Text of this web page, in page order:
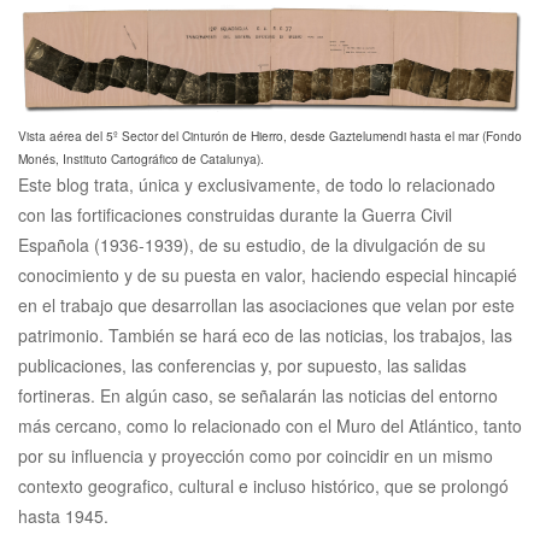
Vista aérea del 5º Sector del Cinturón de Hierro, desde Gaztelumendi hasta el mar (Fondo
Monés, Instituto Cartográfico de Catalunya).
Este blog trata, única y exclusivamente, de todo lo relacionado
con las fortificaciones construidas durante la Guerra Civil
Española (1936-1939), de su estudio, de la divulgación de su
conocimiento y de su puesta en valor, haciendo especial hincapié
en el trabajo que desarrollan las asociaciones que velan por este
patrimonio. También se hará eco de las noticias, los trabajos, las
publicaciones, las conferencias y, por supuesto, las salidas
fortineras. En algún caso, se señalarán las noticias del entorno
más cercano, como lo relacionado con el Muro del Atlántico, tanto
por su influencia y proyección como por coincidir en un mismo
contexto geografico, cultural e incluso histórico, que se prolongó
hasta 1945.